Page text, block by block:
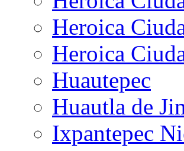
Heroica
Heroica
Huautepec
Huautla de
Ixpantepec